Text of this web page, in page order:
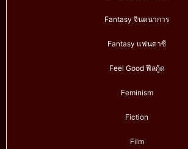
Fantasy จินตนาการ
Fantasy แฟนตาซี
Feel Good ฟีลกู้ด
Feminism
Fiction
Film